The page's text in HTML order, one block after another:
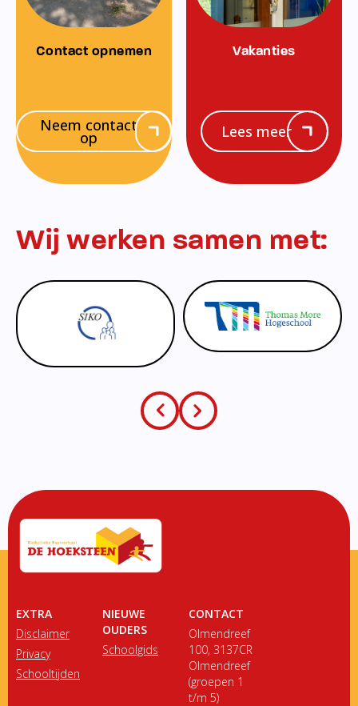
Contact opnemen
Neem contact
op
Vakanties
Lees meer
Wij werken samen met:
EXTRA
Disclaimer
Privacy
Schooltijden
NIEUWE
OUDERS
Schoolgids
CONTACT
Olmendreef
100, 3137CR
Olmendreef
(groepen 1
t/m 5)